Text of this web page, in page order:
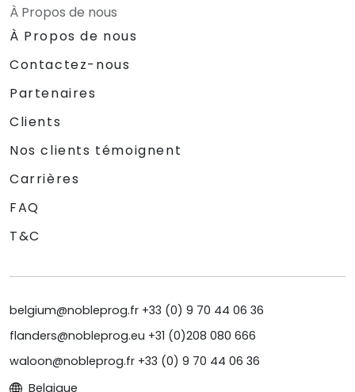
À Propos de nous
À Propos de nous
Contactez-nous
Partenaires
Clients
Nos clients témoignent
Carrières
FAQ
T&C
belgium@nobleprog.fr +33 (0) 9 70 44 06 36
flanders@nobleprog.eu +31 (0)208 080 666
waloon@nobleprog.fr +33 (0) 9 70 44 06 36
Belgique